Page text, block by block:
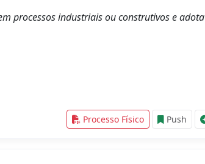
processos industriais ou construtivos e adota
Processo Físico Push